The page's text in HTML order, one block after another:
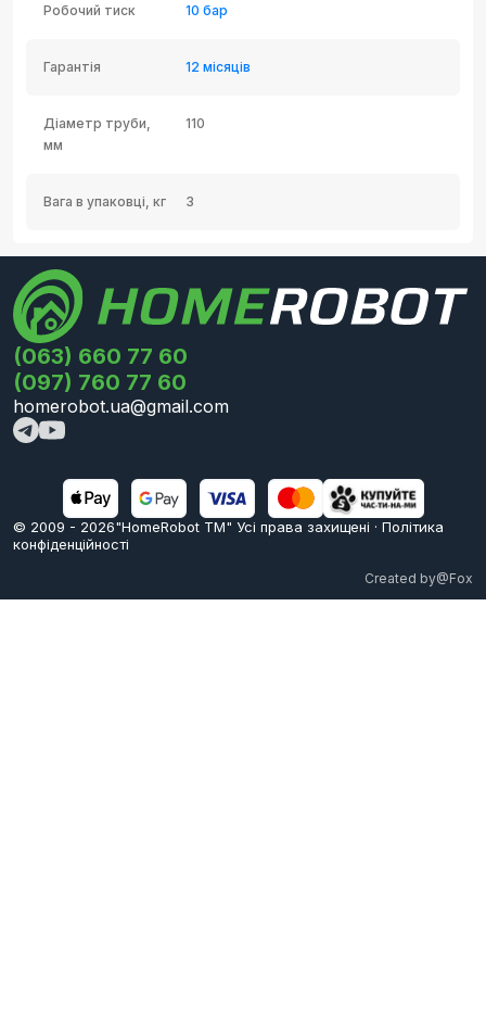
Робочий тиск 10 бар
Гарантія 12 місяців
Діаметр труби,
мм
110
Вага в упаковці, кг 3
(063) 660 77 60
(097) 760 77 60
homerobot.ua@gmail.com
© 2009 - 2026"HomeRobot ТМ" Усi права захищені · Політика
конфіденційності
Created by@Fox